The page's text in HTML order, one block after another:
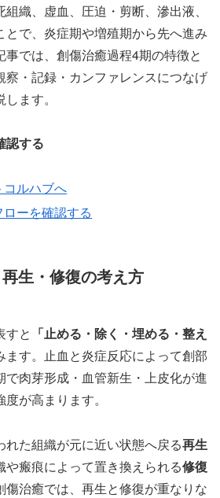
織、虚血、圧迫・剪断、滲出液、
とで、炎症期や増殖期から先へ進み
では、創傷治癒過程4期の特徴と
察・記録・カンファレンスにつなげ
ます。
認する
ルハブへ
ーを確認する
生・修復の考え方
すと 「止める・除く・埋める・整え
ます。止血と炎症反応によって創部
で肉芽形成・血管新生・上皮化が進
が高まります。
た組織が元に近い状態へ戻る再生
や瘢痕によって置き換えられる修復
傷治癒では、再生と修復が重なりな